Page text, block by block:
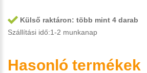
Külső raktáron: több mint 4 darab
Szállítási idő:1-2 munkanap
Hasonló termékek